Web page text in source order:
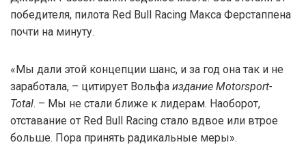
победителя, пилота Red Bull Racing Макса Ферстаппена
почти на минуту.
«Мы дали этой концепции шанс, и за год она так и не
заработала, – цитирует Вольфа издание Motorsport-
Total. – Мы не стали ближе к лидерам. Наоборот,
отставание от Red Bull Racing стало вдвое или втрое
больше. Пора принять радикальные меры».